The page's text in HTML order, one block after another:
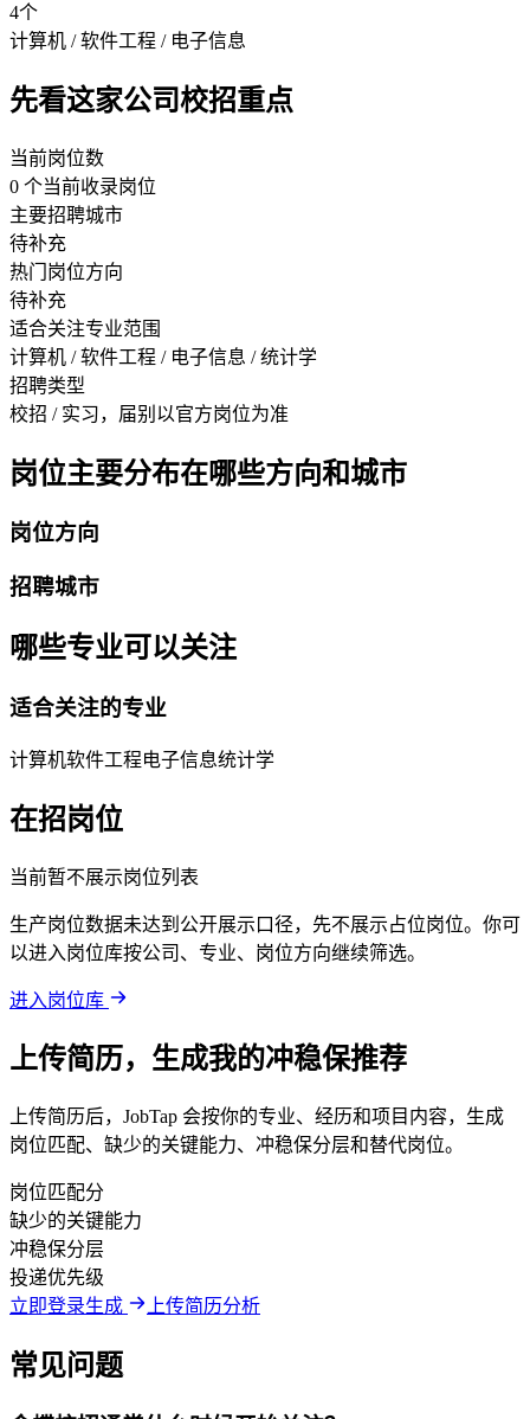
4个
计算机 / 软件工程 / 电子信息
先看这家公司校招重点
当前岗位数
0 个当前收录岗位
主要招聘城市
待补充
热门岗位方向
待补充
适合关注专业范围
计算机 / 软件工程 / 电子信息 / 统计学
招聘类型
校招 / 实习，届别以官方岗位为准
岗位主要分布在哪些方向和城市
岗位方向
招聘城市
哪些专业可以关注
适合关注的专业
计算机软件工程电子信息统计学
在招岗位
当前暂不展示岗位列表
生产岗位数据未达到公开展示口径，先不展示占位岗位。你可
以进入岗位库按公司、专业、岗位方向继续筛选。
进入岗位库
上传简历，生成我的冲稳保推荐
上传简历后，JobTap 会按你的专业、经历和项目内容，生成
岗位匹配、缺少的关键能力、冲稳保分层和替代岗位。
岗位匹配分
缺少的关键能力
冲稳保分层
投递优先级
立即登录生成
上传简历分析
常见问题